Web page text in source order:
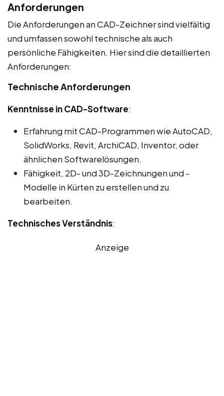
Anforderungen
Die Anforderungen an CAD-Zeichner sind vielfältig
und umfassen sowohl technische als auch
persönliche Fähigkeiten. Hier sind die detaillierten
Anforderungen:
Technische Anforderungen
Kenntnisse in CAD-Software:
Erfahrung mit CAD-Programmen wie AutoCAD,
SolidWorks, Revit, ArchiCAD, Inventor, oder
ähnlichen Softwarelösungen.
Fähigkeit, 2D- und 3D-Zeichnungen und -
Modelle in Kürten zu erstellen und zu
bearbeiten.
Technisches Verständnis:
Anzeige